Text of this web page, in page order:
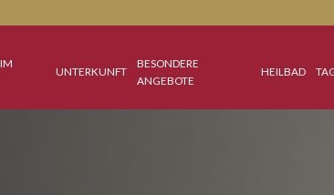
IM
UNTERKUNFT
BESONDERE